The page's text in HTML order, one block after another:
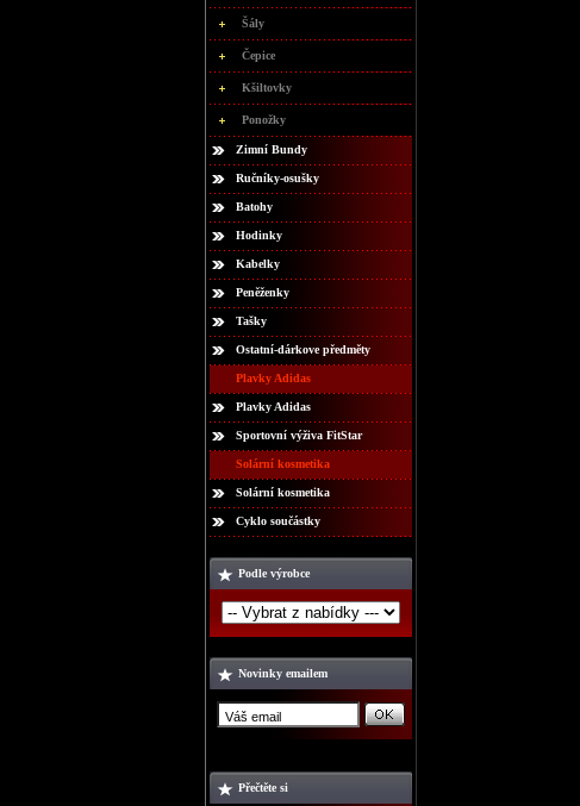
Šály
Čepice
Kšiltovky
Ponožky
Zimní Bundy
Ručníky-osušky
Batohy
Hodinky
Kabelky
Peněženky
Tašky
Ostatní-dárkove předměty
Plavky Adidas
Plavky Adidas
Sportovní výživa FitStar
Solární kosmetika
Solární kosmetika
Cyklo součástky
Podle výrobce
Novinky emailem
Přečtěte si